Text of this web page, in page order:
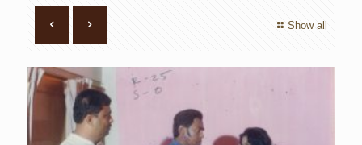
Show all